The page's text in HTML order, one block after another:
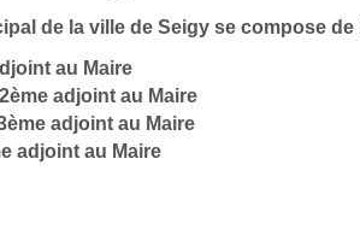
de la ville de Seigy se compose
au Maire
2ème adjoint au Maire
adjoint au Maire
adjoint au Maire